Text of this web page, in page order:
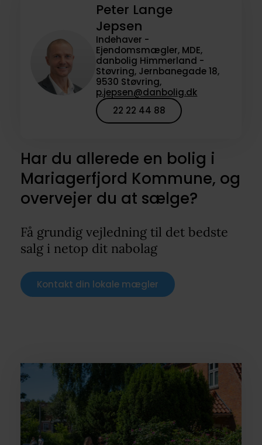
Peter Lange
Jepsen
Indehaver -
Ejendomsmægler, MDE,
danbolig Himmerland -
Støvring, Jernbanegade 18,
9530 Støvring,
p.jepsen@danbolig.dk
22 22 44 88
Har du allerede en bolig i
Mariagerfjord Kommune, og
overvejer du at sælge?
Få grundig vejledning til det bedste
salg i netop dit nabolag
Kontakt din lokale mægler